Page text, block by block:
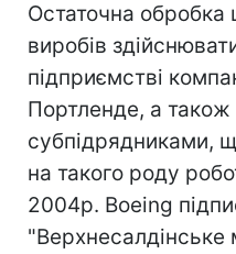
Остаточна
виробів
підприємстві
Портленде, а
субпідрядниками,
на такого роду
2004р. Boeing
"Верхнесалдінське